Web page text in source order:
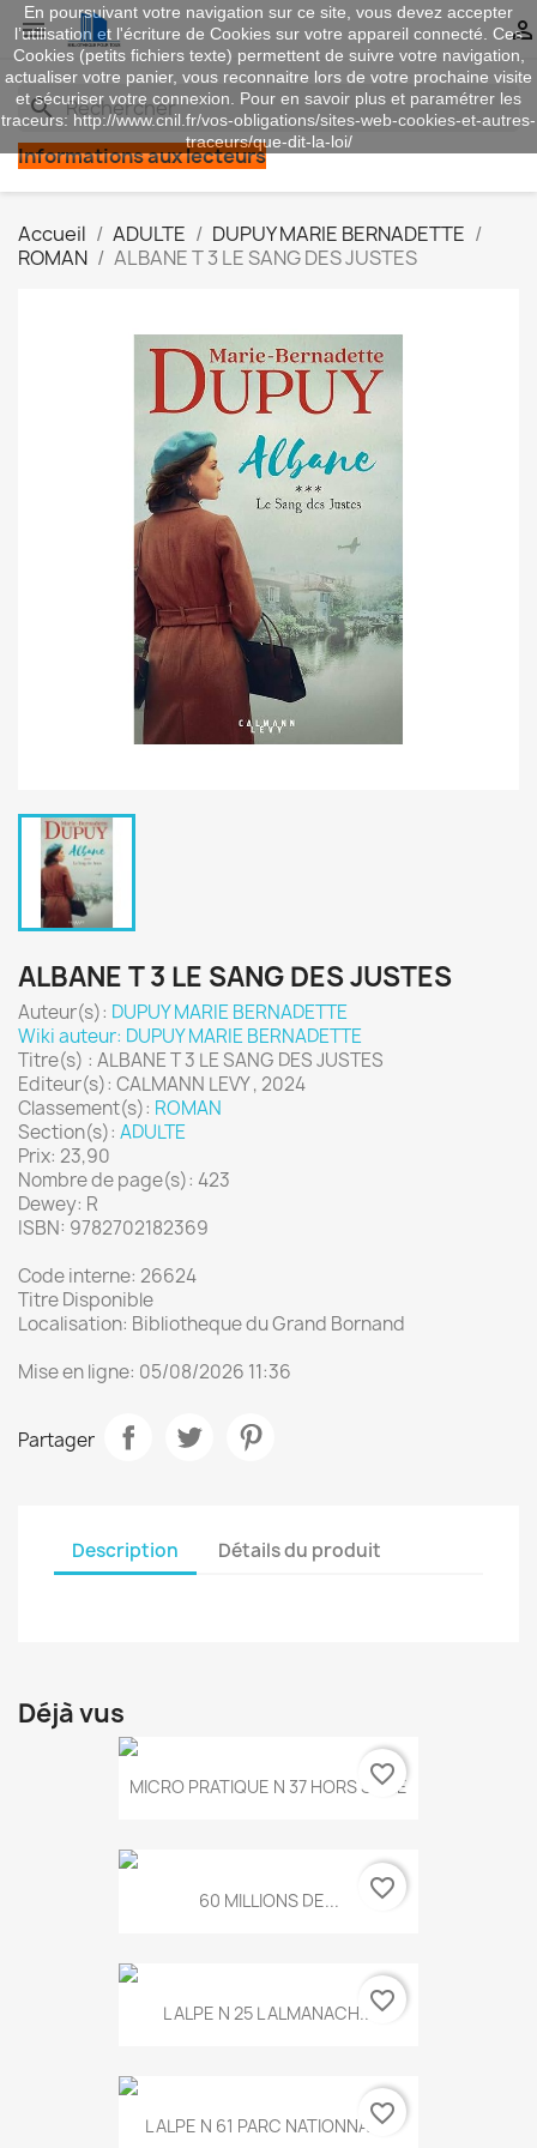
 
search
Informations aux lecteurs
Accueil ADULTE
DUPUY MARIE BERNADETTE
ROMAN
ALBANE T 3 LE SANG DES JUSTES
ALBANE T 3 LE SANG DES JUSTES
Auteur(s): DUPUY MARIE BERNADETTE
Wiki auteur: DUPUY MARIE BERNADETTE
Titre(s) : ALBANE T 3 LE SANG DES JUSTES
Editeur(s): CALMANN LEVY , 2024
Classement(s): ROMAN
Section(s): ADULTE
Prix: 23,90
Nombre de page(s): 423
Dewey: R
ISBN: 9782702182369
Code interne: 26624
Titre Disponible
Localisation: Bibliotheque du Grand Bornand
Mise en ligne: 05/08/2026 11:36
Partager
Description Détails du produit
Déjà vus
MICRO PRATIQUE N 37 HORS SERIE
favorite_border
60 MILLIONS DE... favorite_border
L ALPE N 25 L ALMANACH...favorite_border
L ALPE N 61 PARC NATIONNAL...
favorite_border
En poursuivant votre navigation sur ce site, vous devez accepter
l’utilisation et l'écriture de Cookies sur votre appareil connecté. Ces
Cookies (petits fichiers texte) permettent de suivre votre navigation,
actualiser votre panier, vous reconnaitre lors de votre prochaine visite
et sécuriser votre connexion. Pour en savoir plus et paramétrer les
traceurs: http://www.cnil.fr/vos-obligations/sites-web-cookies-et-autres-
traceurs/que-dit-la-loi/